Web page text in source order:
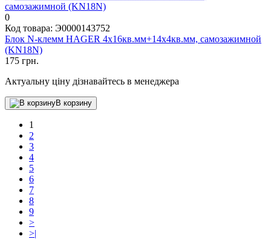
0
Код товара: Э0000143752
Блок N-клемм HAGER 4x16кв.мм+14x4кв.мм, самозажимной
(KN18N)
175 грн.
Актуальну ціну дізнавайтесь в менеджера
В корзину
1
2
3
4
5
6
7
8
9
>
>|